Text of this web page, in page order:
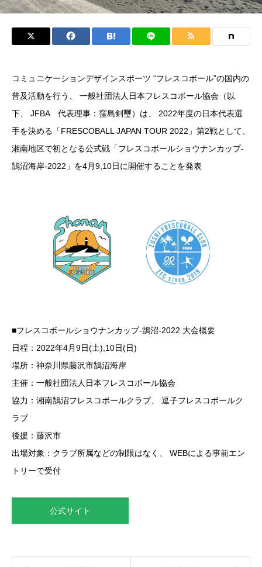
コミュニケーションデザインスポーツ “フレスコボール”の国内の
普及活動を行う、 一般社団法人日本フレスコボール協会（以
下、 JFBA 代表理事：窪島剣璽）は、 2022年度の日本代表選
手を決める「FRESCOBALL JAPAN TOUR 2022」第2戦として、
湘南地区で初となる公式戦「フレスコボールショウナンカップ-
鵠沼海岸-2022」を4月9,10日に開催することを発表
■フレスコボールショウナンカップ-鵠沼-2022 大会概要
日程：2022年4月9日(土),10日(日)
場所：神奈川県藤沢市鵠沼海岸
主催：一般社団法人日本フレスコボール協会
協力：湘南鵠沼フレスコボールクラブ、 逗子フレスコボールク
ラブ
後援：藤沢市
出場対象：クラブ所属などの制限はなく、 WEBによる事前エン
トリーで受付
公式サイト